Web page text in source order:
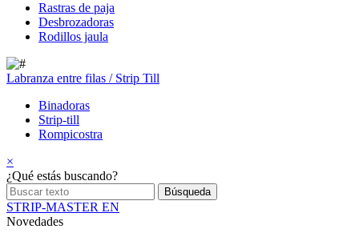
Rastras de paja
Desbrozadoras
Rodillos jaula
Labranza entre filas / Strip Till
Binadoras
Strip-till
Rompicostra
×
¿Qué estás buscando?
STRIP-MASTER EN
Novedades